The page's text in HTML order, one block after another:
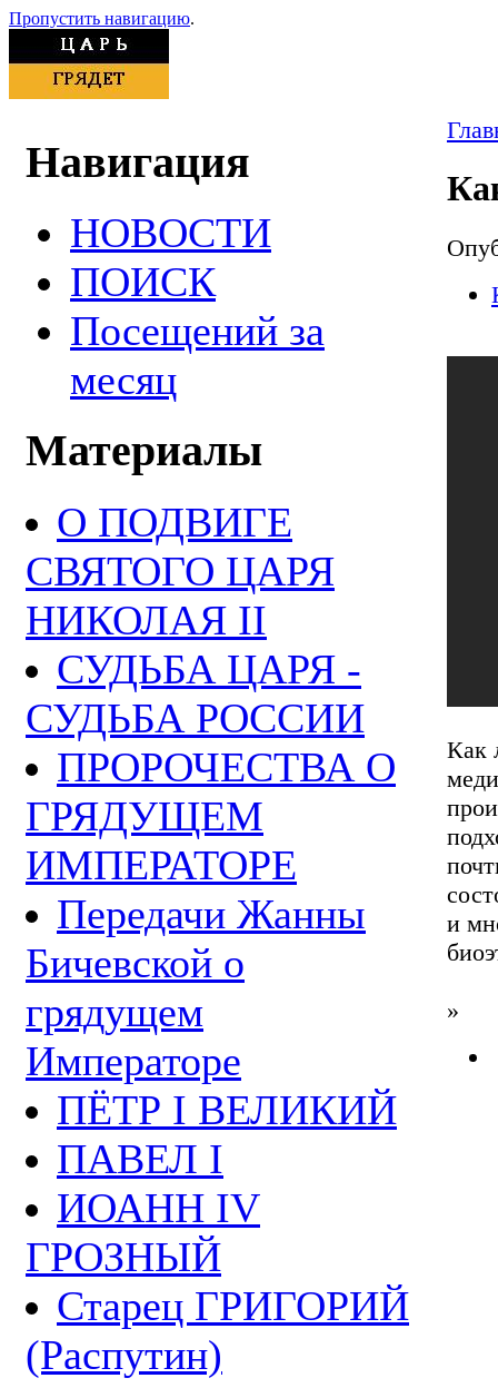
Пропустить навигацию.
Навигация
НОВОСТИ
ПОИСК
Посещений за
месяц
Материалы
О ПОДВИГЕ
СВЯТОГО ЦАРЯ
НИКОЛАЯ II
СУДЬБА ЦАРЯ -
СУДЬБА РОССИИ
ПРОРОЧЕСТВА О
ГРЯДУЩЕМ
ИМПЕРАТОРЕ
Передачи Жанны
Бичевской о
грядущем
Императоре
ПЁТР I ВЕЛИКИЙ
ПАВЕЛ I
ИОАНН IV
ГРОЗНЫЙ
Старец ГРИГОРИЙ
(Распутин)
Как
и
»